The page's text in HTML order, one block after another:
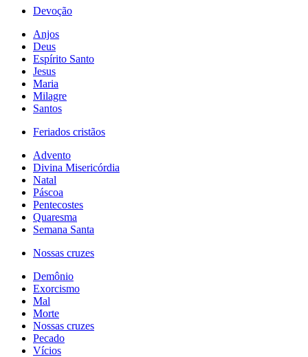
Devoção
Anjos
Deus
Espírito Santo
Jesus
Maria
Milagre
Santos
Feriados cristãos
Advento
Divina Misericórdia
Natal
Páscoa
Pentecostes
Quaresma
Semana Santa
Nossas cruzes
Demônio
Exorcismo
Mal
Morte
Nossas cruzes
Pecado
Vícios